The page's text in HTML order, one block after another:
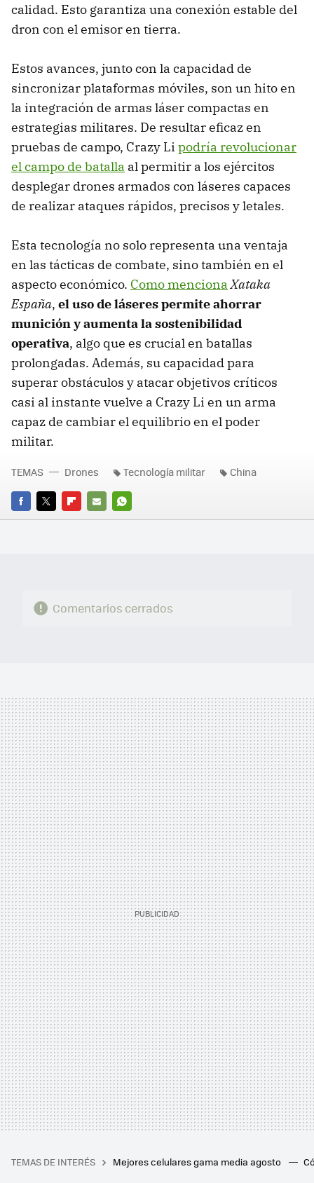
calidad. Esto garantiza una conexión estable del
dron con el emisor en tierra.
Estos avances, junto con la capacidad de
sincronizar plataformas móviles, son un hito en
la integración de armas láser compactas en
estrategias militares. De resultar eficaz en
pruebas de campo, Crazy Li podría revolucionar
el campo de batalla al permitir a los ejércitos
desplegar drones armados con láseres capaces
de realizar ataques rápidos, precisos y letales.
Esta tecnología no solo representa una ventaja
en las tácticas de combate, sino también en el
aspecto económico. Como menciona Xataka
España, el uso de láseres permite ahorrar
munición y aumenta la sostenibilidad
operativa, algo que es crucial en batallas
prolongadas. Además, su capacidad para
superar obstáculos y atacar objetivos críticos
casi al instante vuelve a Crazy Li en un arma
capaz de cambiar el equilibrio en el poder
militar.
FACEBOOK
TWITTERFLIPBOARD
E-
WHATSAPP
TEMAS Drones Tecnología militar China
Comentarios cerrados
TEMAS DE INTERÉS Mejores celulares gama media agosto